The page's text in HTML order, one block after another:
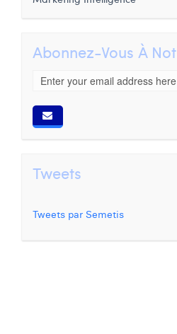
Abonnez-Vous À
Tweets
Tweets par Semetis